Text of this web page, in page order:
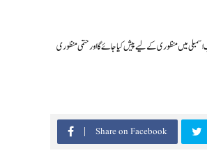
میں منظوری کے لیے پیش کیا جائے گا اور حتمی منظوری
Share on Facebook